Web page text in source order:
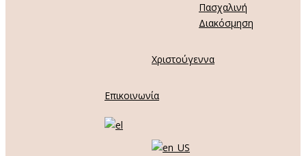
Πασχαλινή
Διακόσμηση
Χριστούγεννα
Επικοινωνία